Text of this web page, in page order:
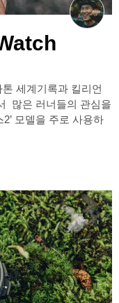
세계기록과 킬리언
많은 러너들의 관심을
모델을 주로 사용하